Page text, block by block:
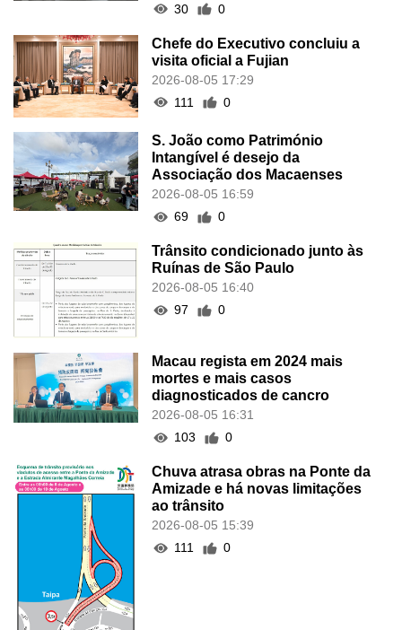
30
0
Chefe do Executivo concluiu a
visita oficial a Fujian
2026-08-05 17:29
111
0
S. João como Património
Intangível é desejo da
Associação dos Macaenses
2026-08-05 16:59
69
0
Trânsito condicionado junto às
Ruínas de São Paulo
2026-08-05 16:40
97
0
Macau regista em 2024 mais
mortes e mais casos
diagnosticados de cancro
2026-08-05 16:31
103
0
Chuva atrasa obras na Ponte da
Amizade e há novas limitações
ao trânsito
2026-08-05 15:39
111
0